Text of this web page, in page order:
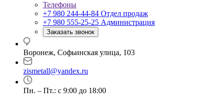
Телефоны
+7 980 244-44-84 Отдел продаж
+7 980 555-25-25 Администрация
Заказать звонок
Воронеж, Софьинская улица, 103
zismetall@yandex.ru
Пн. – Пт.: с 9:00 до 18:00